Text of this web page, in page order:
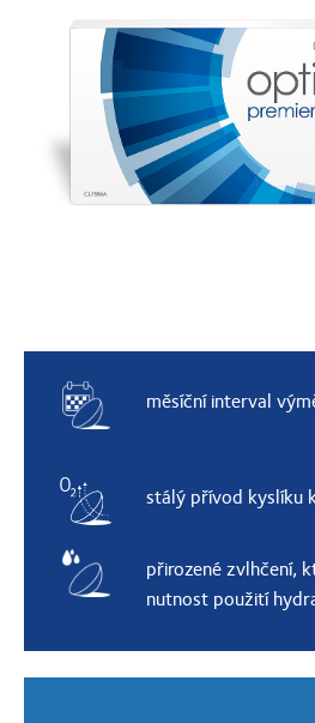
měsíční interval
stálý přívod kyslíku
přirozené zvlhčení,
nutnost použití